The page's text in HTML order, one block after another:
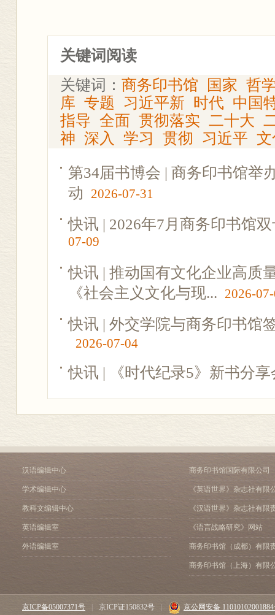
关键词阅读
关键词： 商务印书馆 国家 哲
库 专题 习近平新 时代 中国
指导 全面 贯彻落实 二十大
神 深入 学习 贯彻 习近平
第34届书博会 | 商务印书馆举
动
2026-07-31
快讯 | 2026年7月商务印书馆
07-09
快讯 | 推动国有文化企业高质
《社会主义文化与现... 2026-
快讯 | 外交学院与商务印书馆
2026-07-04
快讯 | 《时代纪录5》新书分
汉语编辑中心
学术编辑中心
教科文编辑中心
英语编辑室
外语编辑室
商务印书馆国际有限公司
《英语世界》杂志社有限
《汉语世界》杂志社有限
《语言战略研究》网站
商务印书馆（成都）有限
商务印书馆（上海）有限
京ICP备05007371号 京ICP证150832号
京公网安备